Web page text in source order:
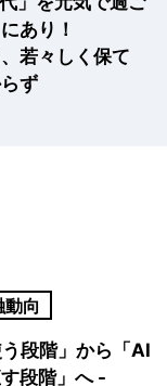
あり！
若々しく保て
ず
向
段階」から「AI
段階」へ -